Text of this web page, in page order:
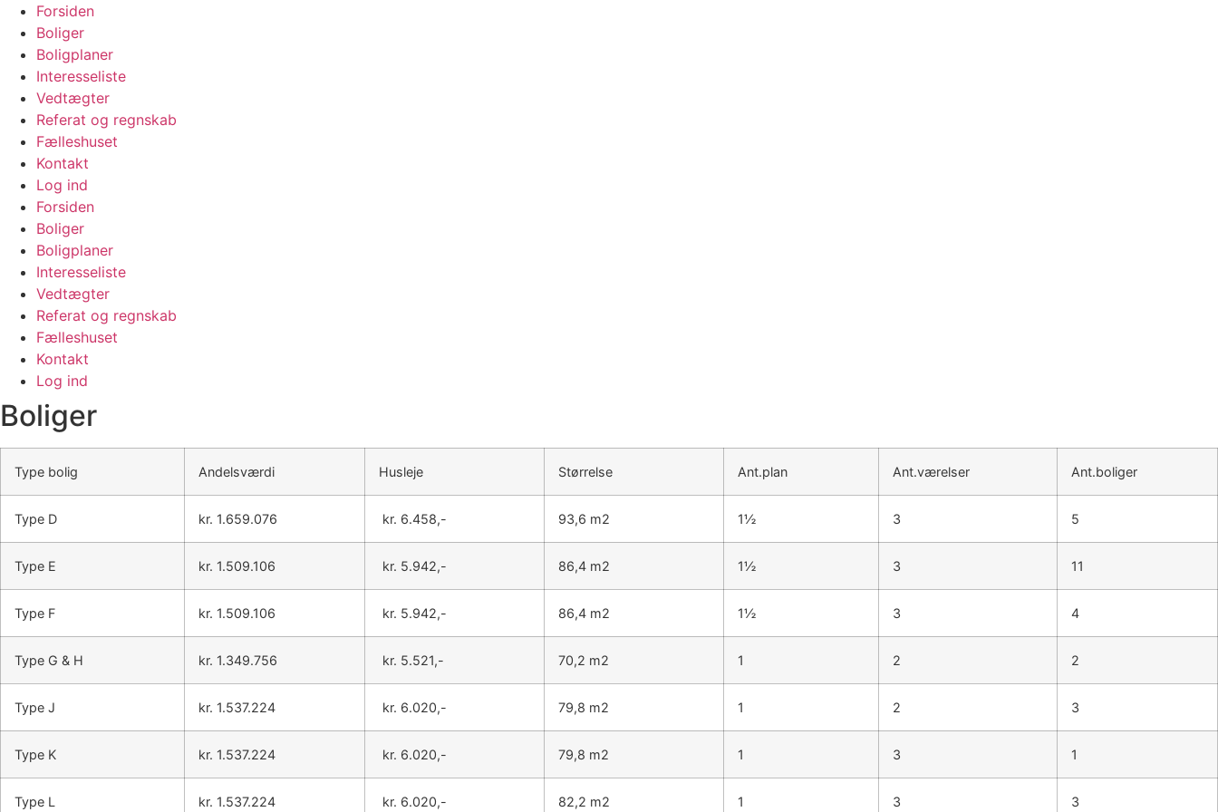
Videre
indhold
Forsiden
Boliger
Boligplaner
Interesseliste
Vedtægter
Referat og regnskab
Fælleshuset
Kontakt
Log ind
Forsiden
Boliger
Boligplaner
Interesseliste
Vedtægter
Referat og regnskab
Fælleshuset
Kontakt
Log ind
Boliger
Type bolig Andelsværdi Husleje Størrelse Ant.plan Ant.værelser Ant.boliger
Type D kr. 1.659.076 kr. 6.458,- 93,6 m2 1½ 3 5
Type E kr. 1.509.106 kr. 5.942,- 86,4 m2 1½ 3 11
Type F kr. 1.509.106 kr. 5.942,- 86,4 m2 1½ 3 4
Type G & H kr. 1.349.756 kr. 5.521,- 70,2 m2 1 2 2
Type J kr. 1.537.224 kr. 6.020,- 79,8 m2 1 2 3
Type K kr. 1.537.224 kr. 6.020,- 79,8 m2 1 3 1
Type L kr. 1.537.224 kr. 6.020,- 82,2 m2 1 3 3